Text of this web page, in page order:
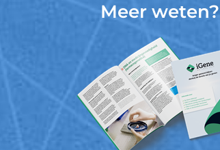
Meer weten?